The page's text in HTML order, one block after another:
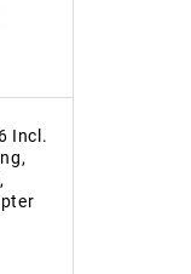
Incl.